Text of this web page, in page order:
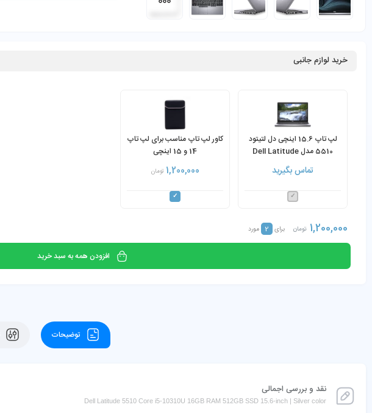
خرید لوازم جانبی
لپ تاپ 15.6 اینچی دل لتیتود
5510 مدل Dell Latitude
5510 Core i5-10310U 16GB
RAM 512GB SSD
تماس بگیرید
کاور لپ تاپ مناسب برای لپ تاپ
14 و 15 اینچی
1,200,000 تومان
1,200,000 تومان برای 2 مورد
افزودن همه به سبد خرید
توضیحات
نقد و بررسی اجمالی
Dell Latitude 5510 Core i5-10310U 16GB RAM 512GB SSD 15.6-inch | Silver color